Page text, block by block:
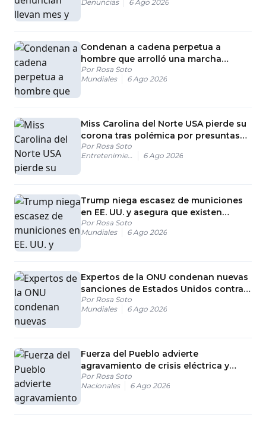
Denuncias 6 Ago 2026
Condenan a cadena perpetua a
hombre que arrolló una marcha
sindical en Múnich
Por Rosa Soto
Mundiales
6 Ago 2026
Miss Carolina del Norte USA pierde su
corona tras polémica por presuntas
publicaciones racistas
Por Rosa Soto
Entretenimiento
6 Ago 2026
Trump niega escasez de municiones
en EE. UU. y asegura que existen
“cantidades masivas”
Por Rosa Soto
Mundiales
6 Ago 2026
Expertos de la ONU condenan nuevas
sanciones de Estados Unidos contra
Cuba
Por Rosa Soto
Mundiales
6 Ago 2026
Fuerza del Pueblo advierte
agravamiento de crisis eléctrica y
cuestiona inversiones en el sector
Por Rosa Soto
Nacionales
6 Ago 2026